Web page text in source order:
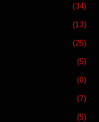
(34)
(13)
(25)
(5)
(0)
(7)
(5)